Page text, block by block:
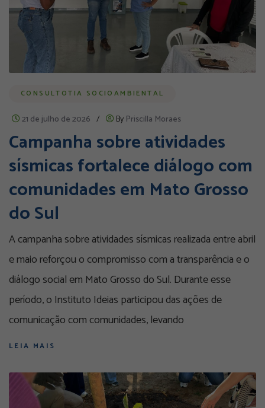
CONSULTOTIA SOCIOAMBIENTAL
21 de julho de 2026 / By Priscilla Moraes
Campanha sobre atividades
sísmicas fortalece diálogo com
comunidades em Mato Grosso
do Sul
A campanha sobre atividades sísmicas realizada entre abril
e maio reforçou o compromisso com a transparência e o
diálogo social em Mato Grosso do Sul. Durante esse
período, o Instituto Ideias participou das ações de
comunicação com comunidades, levando
LEIA MAIS